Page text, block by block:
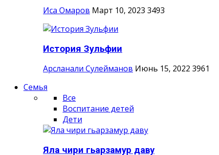
Иса Омаров Март 10, 2023 3493
История Зульфии
Арсланали Сулейманов Июнь 15, 2022 3961
Семья
Все
Воспитание детей
Дети
Яла чири гьарзамур даву